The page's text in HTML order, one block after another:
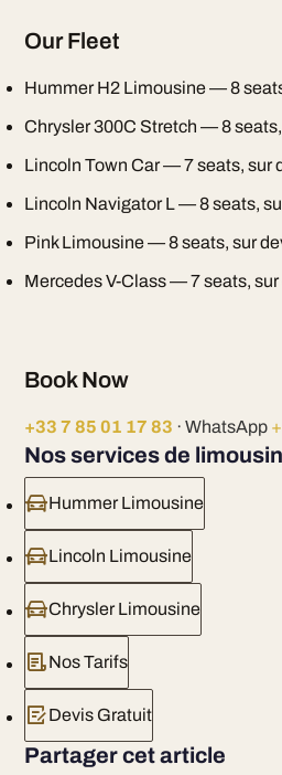
Our Fleet
Hummer H2 Limousine — 8
Chrysler 300C Stretch — 8
Lincoln Town Car — 7 seats, sur
Lincoln Navigator L — 8 seats,
Pink Limousine — 8 seats, sur
Mercedes V-Class — 7 seats, sur
Book Now
+33 7 85 01 17 83 · WhatsApp
Nos services de
Hummer Limousine
Lincoln Limousine
Chrysler Limousine
Nos Tarifs
Devis Gratuit
Partager cet article